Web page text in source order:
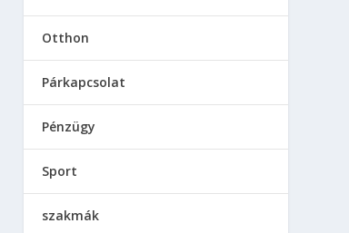
Otthon
Párkapcsolat
Pénzügy
Sport
szakmák